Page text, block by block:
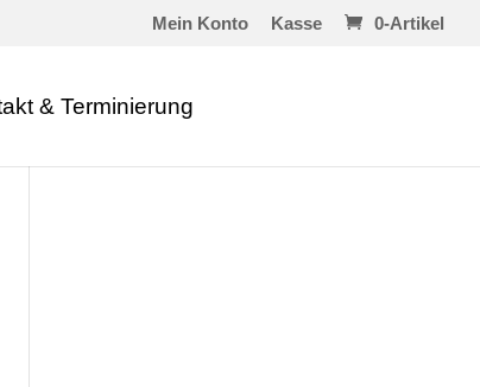
Mein Konto Kasse 0-Artikel
& Terminierung